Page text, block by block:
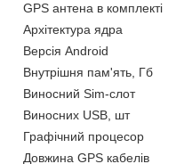
GPS антена в комплекті
Архітектура ядра
Версія Android
Внутрішня пам'ять, Гб
Виносний Sim-слот
Виносних USB, шт
Графічний процесор
Довжина GPS кабелів